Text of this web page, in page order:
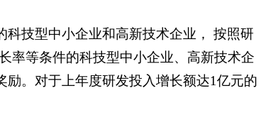
科技型中小企业和高新技术企业， 按照研
率等条件的科技型中小企业、高新技术企
励。对于上年度研发投入增长额达1亿元的